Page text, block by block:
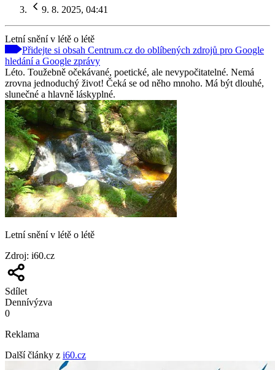
9. 8. 2025, 04:41
Letní snění v létě o létě
Přidejte si obsah Centrum.cz do oblíbených zdrojů pro Google
hledání a Google zprávy
Léto. Toužebně očekávané, poetické, ale nevypočitatelné. Nemá
zrovna jednoduchý život! Čeká se od něho mnoho. Má být dlouhé,
slunečné a hlavně láskyplné.
Letní snění v létě o létě
Zdroj: i60.cz
Sdílet
Dennívýzva
0
Reklama
Další články z i60.cz